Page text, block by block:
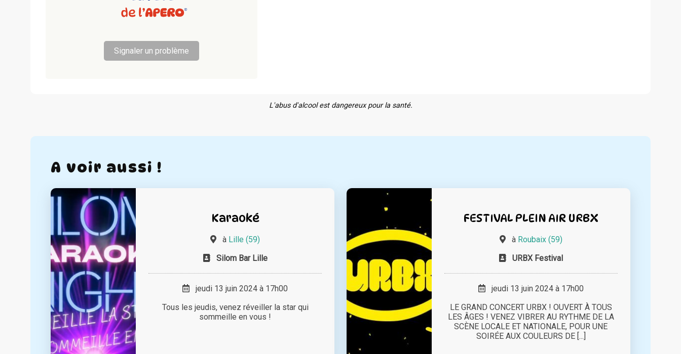
Signaler un problème
L'abus d'alcool est dangereux pour la santé.
A voir aussi !
Karaoké
à Lille (59)
Silom Bar Lille
jeudi 13 juin 2024 à 17h00
Tous les jeudis, venez réveiller la star qui
sommeille en vous !
FESTIVAL PLEIN AIR URBX
à Roubaix (59)
URBX Festival
jeudi 13 juin 2024 à 17h00
LE GRAND CONCERT URBX ! OUVERT À TOUS
LES ÂGES ! VENEZ VIBRER AU RYTHME DE LA
SCÈNE LOCALE ET NATIONALE, POUR UNE
SOIRÉE AUX COULEURS DE [...]